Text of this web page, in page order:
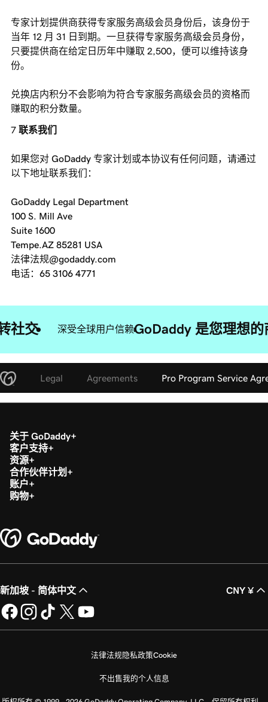
专家计划提供商获得专家服务高级会员身份后，该身份于
当年 12 月 31 日到期。一旦获得专家服务高级会员身份，
只要提供商在给定日历年中赚取 2,500，便可以维持该身
份。
兑换店内积分不会影响为符合专家服务高级会员的资格而
赚取的积分数量。
联系我们
如果您对 GoDaddy 专家计划或本协议有任何问题，请通过
以下地址联系我们：
GoDaddy Legal Department
100 S. Mill Ave
Suite 1600
Tempe.AZ 85281 USA
法律法规@godaddy.com
电话：65 3106 4771
社交 深受全球用户信赖GoDaddy 是您理想
Legal Agreements Pro Program Service
关于 GoDaddy
客户支持
资源
合作伙伴计划
账户
购物
新加坡 - 简体中文 CNY ¥
法律法规 隐私政策Cookie
不出售我的个人信息